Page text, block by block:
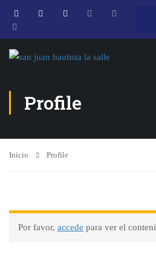
Profile
Inicio Profile
Por favor, accede para ver el